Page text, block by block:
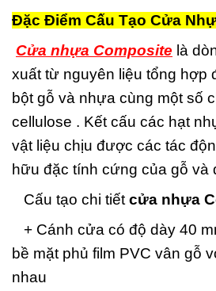
Đặc Điểm Cấu Tạo Cửa
Cửa nhựa Composite là
xuất từ nguyên liệu tổng hợp
bột gỗ và nhựa cùng một số
cellulose . Kết cấu các hạt
vật liệu chịu được các tác
hữu đặc tính cứng của gỗ và
Cấu tạo chi tiết cửa nhựa
+ Cánh cửa có độ dày 40
bề mặt phủ film PVC vân gỗ
nhau